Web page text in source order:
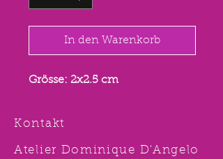
In den Warenkorb
Grösse: 2x2.5 cm
Kontakt
Atelier Dominique D'Angelo